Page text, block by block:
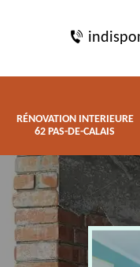
RÉNOVATION INTERIEURE
62 PAS-DE-CALAIS